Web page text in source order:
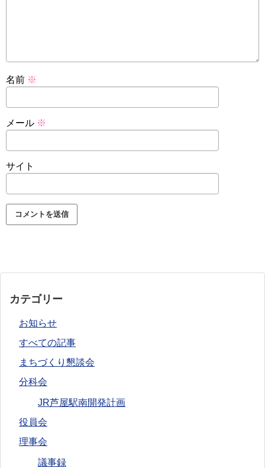
名前 ※
メール ※
サイト
カテゴリー
お知らせ
すべての記事
まちづくり懇談会
分科会
JR芦屋駅南開発計画
役員会
理事会
議事録